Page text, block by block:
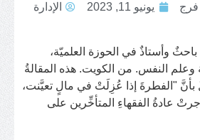
يونيو 11, 2023
الإدارة
وأستاذٌ في الحوزة العلميّة،
النفس. من الكويت. هذه المقالةُ
بأنَّ "الفطرةَ إذا عُزِلَتْ في مالٍ تعيَّنت،
جرتْ عادةُ الفقهاءِ المتأخِّرين على